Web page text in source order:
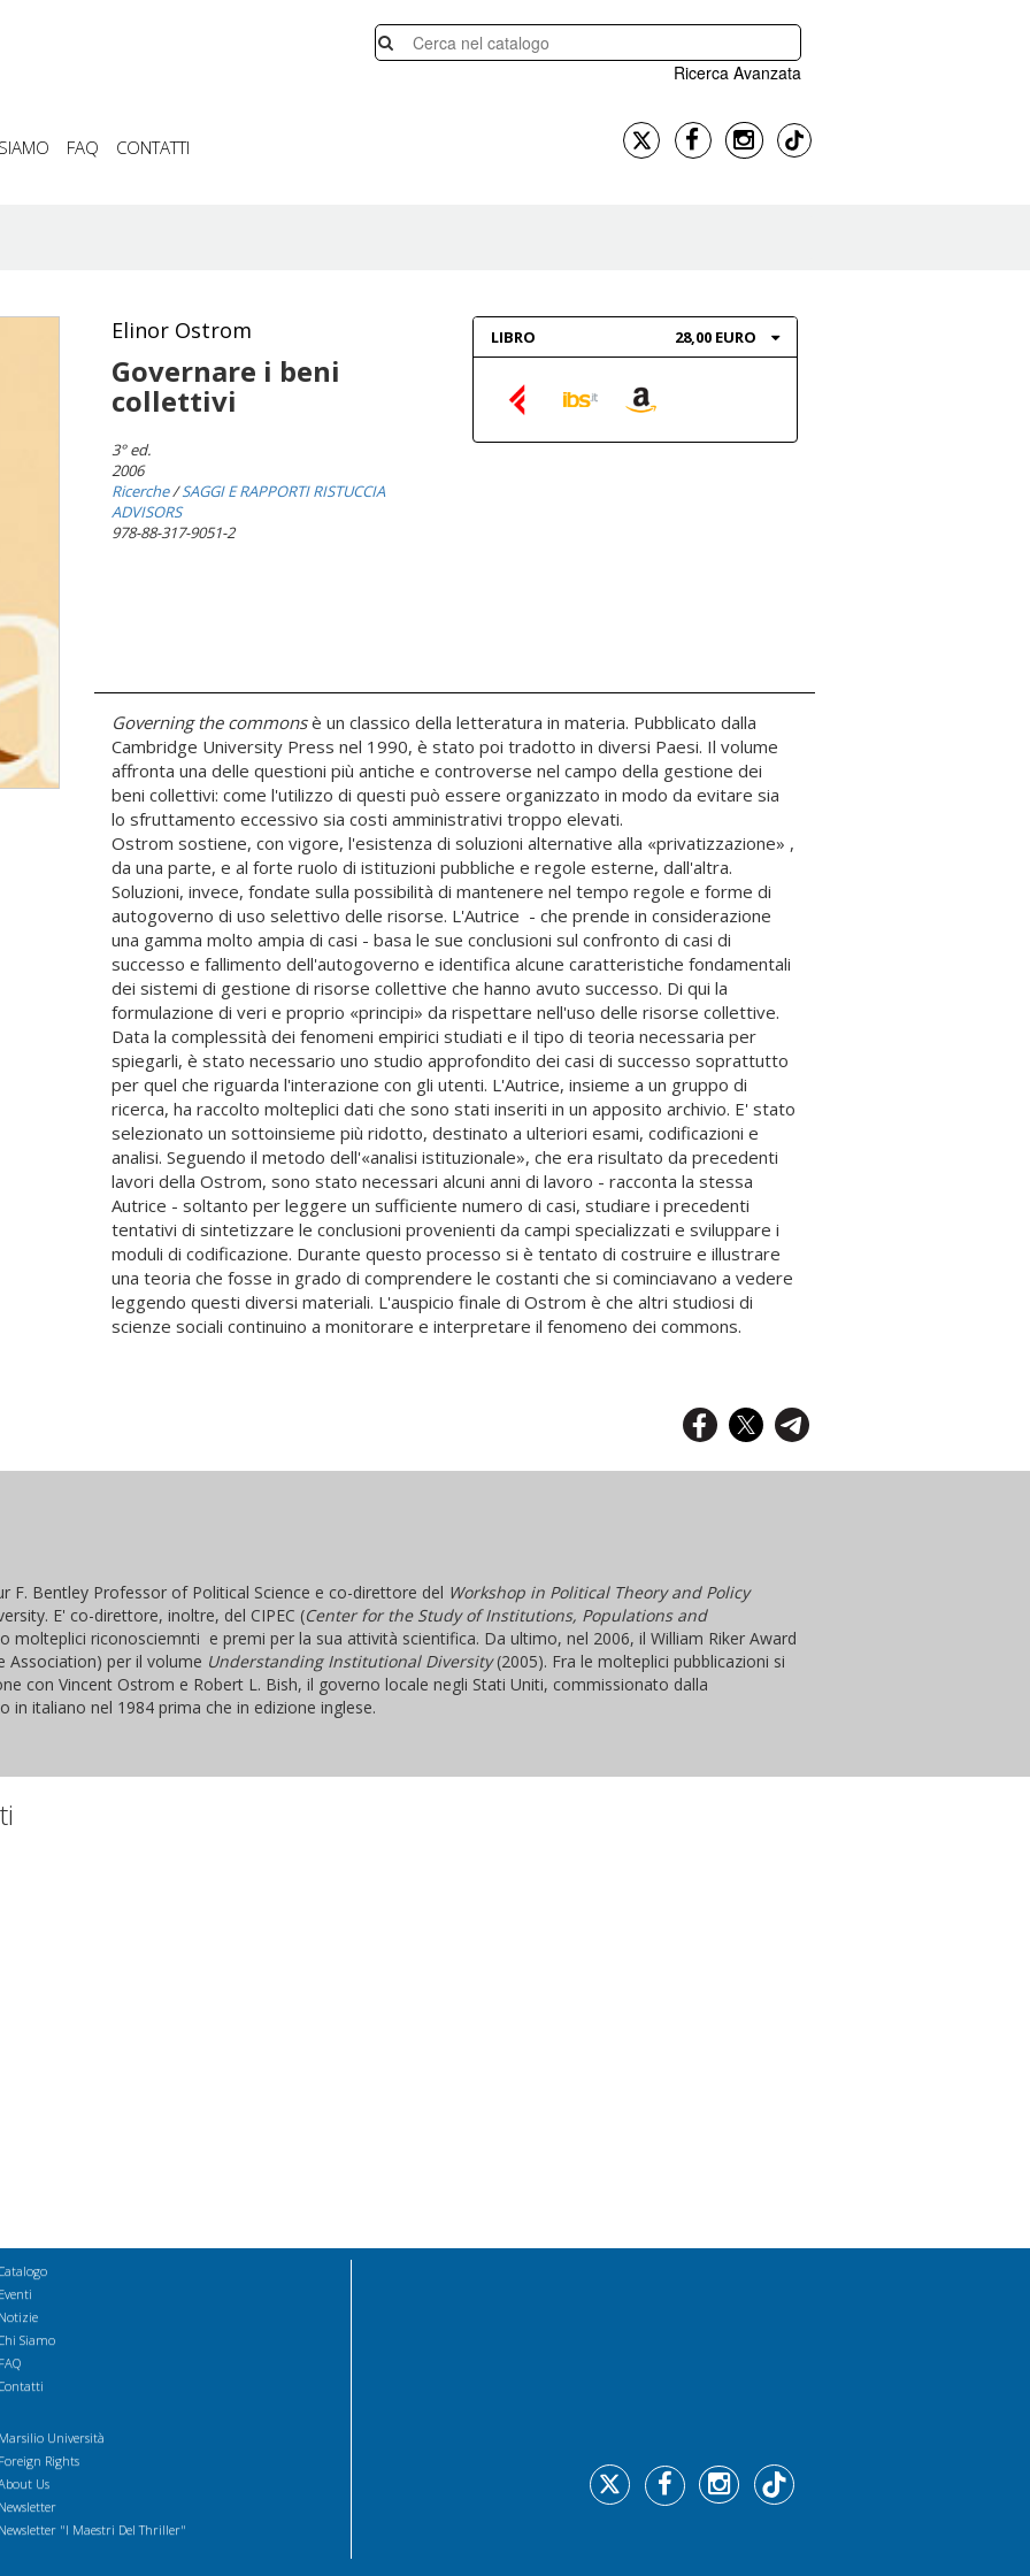
Ricerca Avanzata
FAQ CONTATTI
Elinor Ostrom
Governare i beni
collettivi
3° ed.
2006
Ricerche/SAGGI E RAPPORTI RISTUCCIA
ADVISORS
978-88-317-9051-2
LIBRO 28,00 EURO
Governing the commonsè un classico della letteratura in materia. Pubblicato dalla
Cambridge University Press nel 1990, è stato poi tradotto in diversi Paesi. Il volume
affronta una delle questioni più antiche e controverse nel campo della gestione dei
beni collettivi: come l'utilizzo di questi può essere organizzato in modo da evitare sia
lo sfruttamento eccessivo sia costi amministrativi troppo elevati.
Ostrom sostiene, con vigore, l'esistenza di soluzioni alternative alla «privatizzazione» ,
da una parte, e al forte ruolo di istituzioni pubbliche e regole esterne, dall'altra.
Soluzioni, invece, fondate sulla possibilità di mantenere nel tempo regole e forme di
autogoverno di uso selettivo delle risorse. L'Autrice - che prende in considerazione
una gamma molto ampia di casi - basa le sue conclusioni sul confronto di casi di
successo e fallimento dell'autogoverno e identifica alcune caratteristiche fondamentali
dei sistemi di gestione di risorse collettive che hanno avuto successo. Di qui la
formulazione di veri e proprio «principi» da rispettare nell'uso delle risorse collettive.
Data la complessità dei fenomeni empirici studiati e il tipo di teoria necessaria per
spiegarli, è stato necessario uno studio approfondito dei casi di successo soprattutto
per quel che riguarda l'interazione con gli utenti. L'Autrice, insieme a un gruppo di
ricerca, ha raccolto molteplici dati che sono stati inseriti in un apposito archivio. E' stato
selezionato un sottoinsieme più ridotto, destinato a ulteriori esami, codificazioni e
analisi. Seguendo il metodo dell'«analisi istituzionale», che era risultato da precedenti
lavori della Ostrom, sono stato necessari alcuni anni di lavoro - racconta la stessa
Autrice - soltanto per leggere un sufficiente numero di casi, studiare i precedenti
tentativi di sintetizzare le conclusioni provenienti da campi specializzati e sviluppare i
moduli di codificazione. Durante questo processo si è tentato di costruire e illustrare
una teoria che fosse in grado di comprendere le costanti che si cominciavano a vedere
leggendo questi diversi materiali. L'auspicio finale di Ostrom è che altri studiosi di
scienze sociali continuino a monitorare e interpretare il fenomeno dei commons.
F. Bentley Professor of Political Science e co-direttore del Workshop in Political Theory and Policy
E' co-direttore, inoltre, del CIPEC (Center for the Study of Institutions, Populations and
molteplici riconosciemnti e premi per la sua attività scientifica. Da ultimo, nel 2006, il William Riker Award
Association) per il volume Understanding Institutional Diversity(2005). Fra le molteplici pubblicazioni si
con Vincent Ostrom e Robert L. Bish, il governo locale negli Stati Uniti, commissionato dalla
in italiano nel 1984 prima che in edizione inglese.
Eventi
Notizie
Siamo
FAQ
Marsilio Università
Foreign Rights
Us
Newsletter
Newsletter "I Maestri Del Thriller"